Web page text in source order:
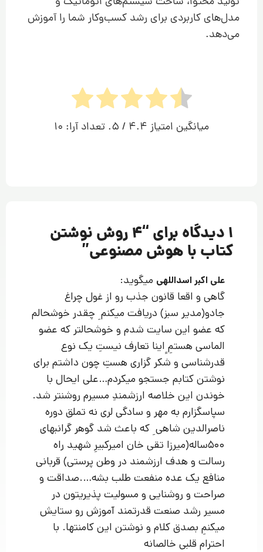
مدل‌های کاربردی برای رشد کسب‌وکار شما را آموزش
می‌دهد.
میانگین امتیاز 4.4 / 5. تعداد آرا: 10
1 دیدگاه برای “ 4 روش نوشتن
کتاب با هوش مصنوعی”
علی اکبر اسداللهی میگوید:
گاهی و اقعا قانون جذب رو از غول چراغ
جادو(مدیر سبز) دریافت میکنم ِ چقدر خوشحالم
که عضو این سایت شدم و خوشحالتر که عضو
الماسی هستمِ ِِاینا تعارف نیستِ یک نوع
قدرشناسی و شکر گزاری هستِ چون داشتم برای
نوشتن کتابم جستجو میکردم…علی ایحال با
خوندن این خلاصه ارزشمندِ مسیرم روشنتر شد.
سپاسگزارم به مهر و سادگی لری نه تملق دوره
ناصرالدین شاهی ِ که باعث شد گوهر گرانبهای
500ساله(میرزا تقی خان امیرکبیرِ شهید راه
رسالت و هدف ارزشمند در وطن پرستی) قربانی
منافع یک عده منفعت طلب بشه….صداقت و
صراحت و روشنایی و مسولیت پذیریتون در
مسیر رشد صنعت قدرتمند آموزش رو ستایش
میکنمِ بصدق کلام و نوشتن این کامنتها. با
احترام قلبی خالصانه